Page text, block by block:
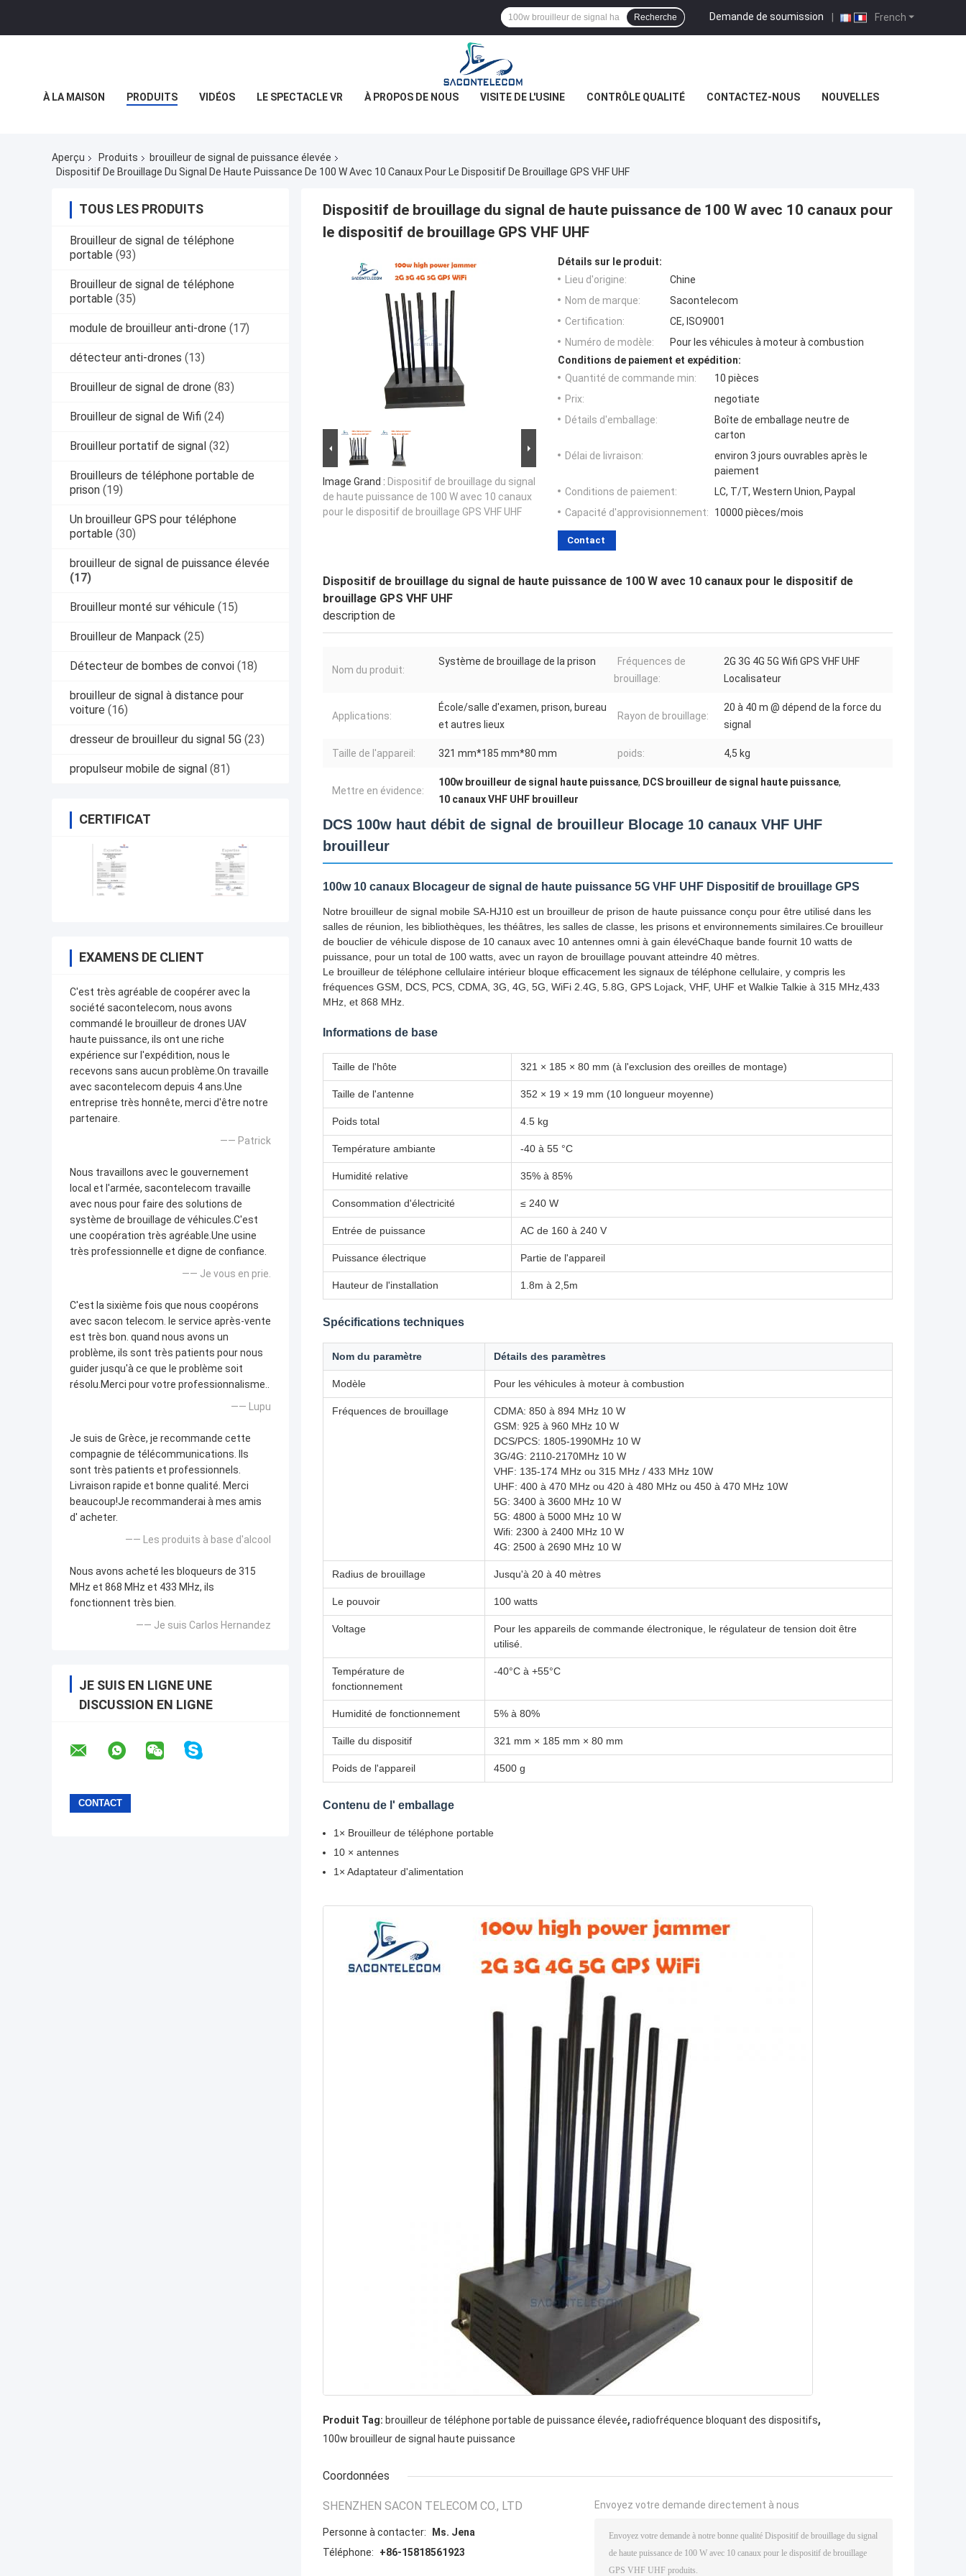
French
Demande de soumission |
Recherche
À LA MAISON PRODUITS VIDÉOS LE SPECTACLE VR À PROPOS DE NOUS VISITE DE L'USINE CONTRÔLE QUALITÉ CONTACTEZ-NOUS NOUVELLES
Aperçu Produits
brouilleur de signal de puissance élevée
Dispositif De Brouillage Du Signal De Haute Puissance De 100 W Avec 10 Canaux Pour Le Dispositif De Brouillage GPS VHF UHF
TOUS LES PRODUITS
Brouilleur de signal de téléphone
portable (93)
Brouilleur de signal de téléphone
portable (35)
module de brouilleur anti-drone (17)
détecteur anti-drones (13)
Brouilleur de signal de drone (83)
Brouilleur de signal de Wifi (24)
Brouilleur portatif de signal (32)
Brouilleurs de téléphone portable de
prison (19)
Un brouilleur GPS pour téléphone
portable (30)
brouilleur de signal de puissance élevée
(17)
Brouilleur monté sur véhicule (15)
Brouilleur de Manpack (25)
Détecteur de bombes de convoi (18)
brouilleur de signal à distance pour
voiture (16)
dresseur de brouilleur du signal 5G (23)
propulseur mobile de signal (81)
CERTIFICAT
EXAMENS DE CLIENT
C'est très agréable de coopérer avec la
société sacontelecom, nous avons
commandé le brouilleur de drones UAV
haute puissance, ils ont une riche
expérience sur l'expédition, nous le
recevons sans aucun problème.On travaille
avec sacontelecom depuis 4 ans.Une
entreprise très honnête, merci d'être notre
partenaire.
—— Patrick
Nous travaillons avec le gouvernement
local et l'armée, sacontelecom travaille
avec nous pour faire des solutions de
système de brouillage de véhicules.C'est
une coopération très agréable.Une usine
très professionnelle et digne de confiance.
—— Je vous en prie.
C'est la sixième fois que nous coopérons
avec sacon telecom. le service après-vente
est très bon. quand nous avons un
problème, ils sont très patients pour nous
guider jusqu'à ce que le problème soit
résolu.Merci pour votre professionnalisme..
—— Lupu
Je suis de Grèce, je recommande cette
compagnie de télécommunications. Ils
sont très patients et professionnels.
Livraison rapide et bonne qualité. Merci
beaucoup!Je recommanderai à mes amis
d' acheter.
—— Les produits à base d'alcool
Nous avons acheté les bloqueurs de 315
MHz et 868 MHz et 433 MHz, ils
fonctionnent très bien.
—— Je suis Carlos Hernandez
JE SUIS EN LIGNE UNE
DISCUSSION EN LIGNE
Dispositif de brouillage du signal de haute puissance de 100 W avec 10 canaux pour
le dispositif de brouillage GPS VHF UHF
Image Grand : Dispositif de brouillage du signal
de haute puissance de 100 W avec 10 canaux
pour le dispositif de brouillage GPS VHF UHF
Détails sur le produit:
Lieu d'origine:
Chine
Nom de marque:
Sacontelecom
Certification:
CE, ISO9001
Numéro de modèle:
Pour les véhicules à moteur à combustion
Conditions de paiement et expédition:
Quantité de commande min:
10 pièces
Prix:
negotiate
Détails d'emballage:
Boîte de emballage neutre de
carton
Délai de livraison:
environ 3 jours ouvrables après le
paiement
Conditions de paiement:
LC, T/T, Western Union, Paypal
Capacité d'approvisionnement:
10000 pièces/mois
Contact
Dispositif de brouillage du signal de haute puissance de 100 W avec 10 canaux pour le dispositif de
brouillage GPS VHF UHF
description de
Nom du produit:
Système de brouillage de la prison
Fréquences de
brouillage:
2G 3G 4G 5G Wifi GPS VHF UHF
Localisateur
Applications:
École/salle d'examen, prison, bureau
et autres lieux
Rayon de brouillage:
20 à 40 m @ dépend de la force du
signal
Taille de l'appareil: 321 mm*185 mm*80 mm poids: 4,5 kg
Mettre en évidence:
100w brouilleur de signal haute puissance, DCS brouilleur de signal haute puissance,
10 canaux VHF UHF brouilleur
DCS 100w haut débit de signal de brouilleur Blocage 10 canaux VHF UHF
brouilleur
100w 10 canaux Blocageur de signal de haute puissance 5G VHF UHF Dispositif de brouillage GPS
Notre brouilleur de signal mobile SA-HJ10 est un brouilleur de prison de haute puissance conçu pour être utilisé dans les
salles de réunion, les bibliothèques, les théâtres, les salles de classe, les prisons et environnements similaires.Ce brouilleur
de bouclier de véhicule dispose de 10 canaux avec 10 antennes omni à gain élevéChaque bande fournit 10 watts de
puissance, pour un total de 100 watts, avec un rayon de brouillage pouvant atteindre 40 mètres.
Le brouilleur de téléphone cellulaire intérieur bloque efficacement les signaux de téléphone cellulaire, y compris les
fréquences GSM, DCS, PCS, CDMA, 3G, 4G, 5G, WiFi 2.4G, 5.8G, GPS Lojack, VHF, UHF et Walkie Talkie à 315 MHz,433
MHz, et 868 MHz.
Informations de base
Taille de l'hôte 321 × 185 × 80 mm (à l'exclusion des oreilles de montage)
Taille de l'antenne 352 × 19 × 19 mm (10 longueur moyenne)
Poids total 4.5 kg
Température ambiante -40 à 55 °C
Humidité relative 35% à 85%
Consommation d'électricité ≤ 240 W
Entrée de puissance AC de 160 à 240 V
Puissance électrique Partie de l'appareil
Hauteur de l'installation 1.8m à 2,5m
Spécifications techniques
Nom du paramètre Détails des paramètres
Modèle Pour les véhicules à moteur à combustion
Fréquences de brouillage
CDMA: 850 à 894 MHz 10 W
GSM: 925 à 960 MHz 10 W
DCS/PCS: 1805-1990MHz 10 W
3G/4G: 2110-2170MHz 10 W
VHF: 135-174 MHz ou 315 MHz / 433 MHz 10W
UHF: 400 à 470 MHz ou 420 à 480 MHz ou 450 à 470 MHz 10W
5G: 3400 à 3600 MHz 10 W
5G: 4800 à 5000 MHz 10 W
Wifi: 2300 à 2400 MHz 10 W
4G: 2500 à 2690 MHz 10 W
Radius de brouillage Jusqu'à 20 à 40 mètres
Le pouvoir 100 watts
Voltage
Pour les appareils de commande électronique, le régulateur de tension doit être
utilisé.
Température de
fonctionnement
-40°C à +55°C
Humidité de fonctionnement 5% à 80%
Taille du dispositif 321 mm × 185 mm × 80 mm
Poids de l'appareil 4500 g
Contenu de l' emballage
1× Brouilleur de téléphone portable
10 × antennes
1× Adaptateur d'alimentation
Produit Tag: brouilleur de téléphone portable de puissance élevée, radiofréquence bloquant des dispositifs,
100w brouilleur de signal haute puissance
Coordonnées
SHENZHEN SACON TELECOM CO., LTD
Personne à contacter:
Ms. Jena
Téléphone:
+86-15818561923
Envoyez votre demande directement à nous